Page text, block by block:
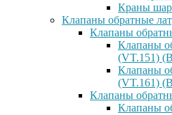
Краны
Клапаны обратные
Клапаны
Клапаны
(VT.151)
Клапаны
(VT.161)
Клапаны
Клапаны